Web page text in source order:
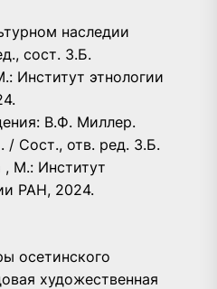
наследии
сост. З.Б.
Институт этнологии
В.Ф. Миллер.
/ Сост., отв. ред. З.Б.
, М.: Институт
РАН, 2024.
осетинского
художественная